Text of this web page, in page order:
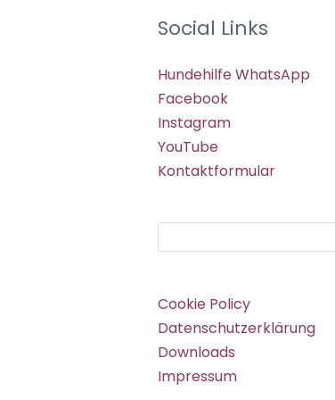
Social Links
Hundehilfe WhatsApp
Facebook
Instagram
YouTube
Kontaktformular
Cookie Policy
Datenschutzerklärung
Downloads
Impressum